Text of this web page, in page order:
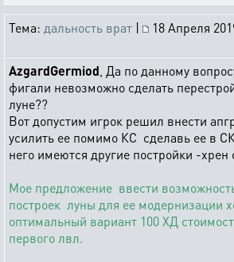
Тема: дальность врат |
18 Апреля
AzgardGermiod , Да по данному
фигали невозможно сделать
луне??
Вот допустим игрок решил внести
усилить ее помимо КС сделавь ее в
него имеются другие постройки -хрен
Мое предложение ввести
построек луны для ее модернизации
оптимальный вариант 100 ХД
первого лвл.